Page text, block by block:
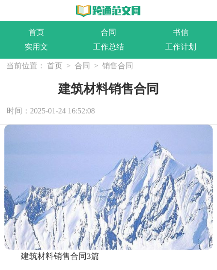
首页 合同
书信
实用文
工作总结 工作计划
当前位置： 首页 > 合同 > 销售合同
建筑材料销售合同
时间：2025-01-24 16:52:08
建筑材料销售合同3篇